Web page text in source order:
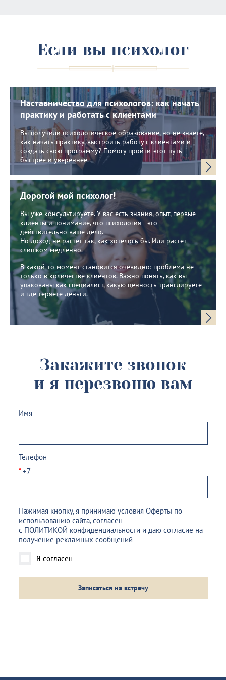
Если вы психолог
Наставничество для психологов: как начать
практику и работать с клиентами
Вы получили психологическое образование, но не знаете,
как начать практику, выстроить работу с клиентами и
создать свою программу? Помогу пройти этот путь
быстрее и увереннее.
Дорогой мой психолог!
Вы уже консультируете. У вас есть знания, опыт, первые
клиенты и понимание, что психология - это
действительно ваше дело.
Но доход не растёт так, как хотелось бы. Или растёт
слишком медленно.
В какой-то момент становится очевидно: проблема не
только в количестве клиентов. Важно понять, как вы
упакованы как специалист, какую ценность транслируете
и где теряете деньги.
Закажите звонок
и я перезвоню вам
Имя
Телефон
*+7
Нажимая кнопку, я принимаю условия Оферты по
использованию сайта, согласен
с ПОЛИТИКОЙ конфиденциальности и даю согласие на
получение рекламных сообщений
Я согласен